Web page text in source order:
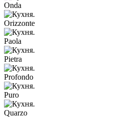
Onda
Orizzonte
Paola
Pietra
Profondo
Puro
Quarzo